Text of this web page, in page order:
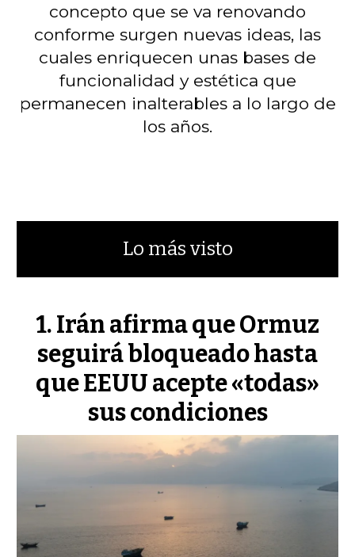
concepto que se va renovando
conforme surgen nuevas ideas, las
cuales enriquecen unas bases de
funcionalidad y estética que
permanecen inalterables a lo largo de
los años.
Lo más visto
Irán afirma que Ormuz
seguirá bloqueado hasta
que EEUU acepte «todas»
sus condiciones